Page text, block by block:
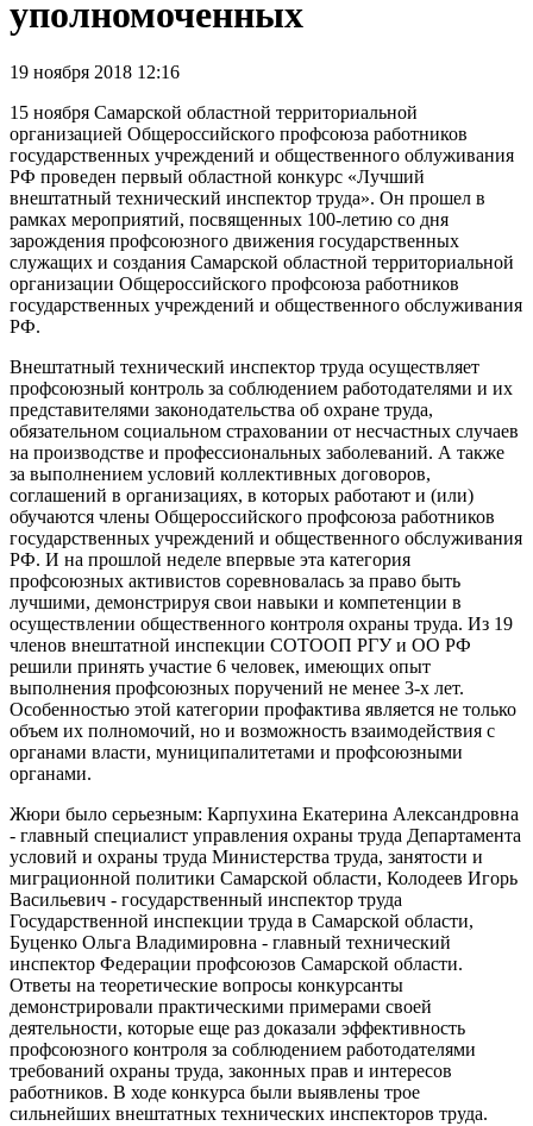
уполномоченных
19 ноября 2018 12:16
15 ноября Самарской областной территориальной
организацией Общероссийского профсоюза работников
государственных учреждений и общественного облуживания
РФ проведен первый областной конкурс «Лучший
внештатный технический инспектор труда». Он прошел в
рамках мероприятий, посвященных 100-летию со дня
зарождения профсоюзного движения государственных
служащих и создания Самарской областной территориальной
организации Общероссийского профсоюза работников
государственных учреждений и общественного обслуживания
РФ.
Внештатный технический инспектор труда осуществляет
профсоюзный контроль за соблюдением работодателями и их
представителями законодательства об охране труда,
обязательном социальном страховании от несчастных случаев
на производстве и профессиональных заболеваний. А также
за выполнением условий коллективных договоров,
соглашений в организациях, в которых работают и (или)
обучаются члены Общероссийского профсоюза работников
государственных учреждений и общественного обслуживания
РФ. И на прошлой неделе впервые эта категория
профсоюзных активистов соревновалась за право быть
лучшими, демонстрируя свои навыки и компетенции в
осуществлении общественного контроля охраны труда. Из 19
членов внештатной инспекции СОТООП РГУ и ОО РФ
решили принять участие 6 человек, имеющих опыт
выполнения профсоюзных поручений не менее 3-х лет.
Особенностью этой категории профактива является не только
объем их полномочий, но и возможность взаимодействия с
органами власти, муниципалитетами и профсоюзными
органами.
Жюри было серьезным: Карпухина Екатерина Александровна
- главный специалист управления охраны труда Департамента
условий и охраны труда Министерства труда, занятости и
миграционной политики Самарской области, Колодеев Игорь
Васильевич - государственный инспектор труда
Государственной инспекции труда в Самарской области,
Буценко Ольга Владимировна - главный технический
инспектор Федерации профсоюзов Самарской области.
Ответы на теоретические вопросы конкурсанты
демонстрировали практическими примерами своей
деятельности, которые еще раз доказали эффективность
профсоюзного контроля за соблюдением работодателями
требований охраны труда, законных прав и интересов
работников. В ходе конкурса были выявлены трое
сильнейших внештатных технических инспекторов труда.